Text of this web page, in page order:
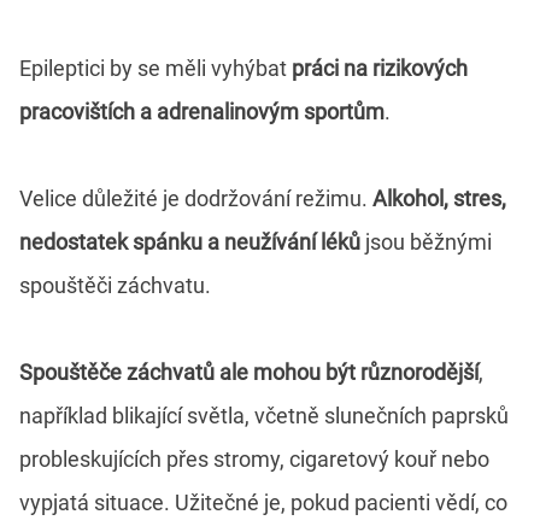
Epileptici by se měli vyhýbat práci na rizikových
pracovištích a adrenalinovým sportům.
Velice důležité je dodržování režimu. Alkohol, stres,
nedostatek spánku a neužívání léků jsou běžnými
spouštěči záchvatu.
Spouštěče záchvatů ale mohou být různorodější,
například blikající světla, včetně slunečních paprsků
probleskujících přes stromy, cigaretový kouř nebo
vypjatá situace. Užitečné je, pokud pacienti vědí, co